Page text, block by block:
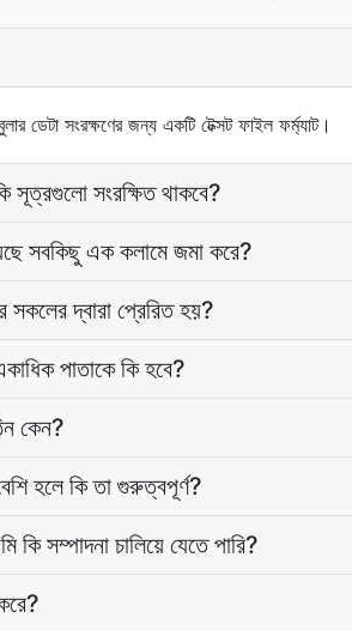
ডেটা সংরক্ষণের জন্য একটি টেক্সট ফাইল ফর্ম্যাট।
সংরক্ষিত থাকবে?
সবকিছু এক কলামে জমা করে?
দ্বারা প্রেরিত হয়?
পাতাকে কি হবে?
কেন?
হলে কি তা গুরুত্বপূর্ণ?
সম্পাদনা চালিয়ে যেতে পারি?